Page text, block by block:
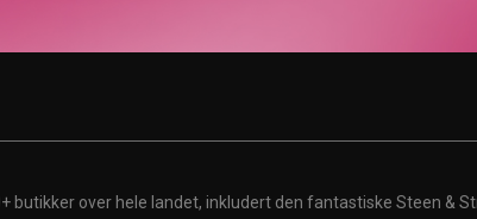
butikker over hele landet, inkludert den fantastiske Steen &